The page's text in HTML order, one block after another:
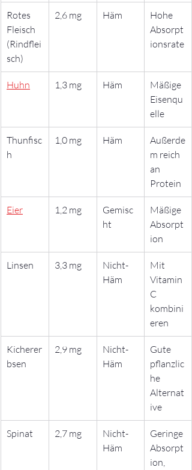
Rotes
Fleisch
(Rindflei
sch)
2,6 mg Häm
Hohe
Absorpt
ionsrate
Huhn 1,3 mg Häm
Mäßige
Eisenqu
elle
Thunfisc
h
1,0 mg Häm
Außerde
m reich
an
Protein
Eier 1,2 mg
Gemisc
ht
Mäßige
Absorpt
ion
Linsen 3,3 mg
Nicht-
Häm
Mit
Vitamin
C
kombini
eren
Kicherer
bsen
2,9 mg
Nicht-
Häm
Gute
pflanzlic
he
Alternat
ive
Spinat 2,7 mg
Nicht-
Häm
Geringe
Absorpt
ion,